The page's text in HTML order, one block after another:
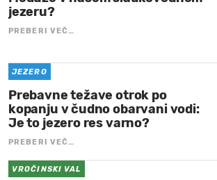
jezeru?
PREBERI VEČ…
JEZERO
Prebavne težave otrok po
kopanju v čudno obarvani vodi:
Je to jezero res varno?
PREBERI VEČ…
VROČINSKI VAL